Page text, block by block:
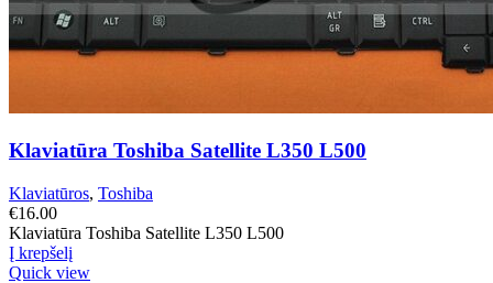
Klaviatūra Toshiba Satellite L350 L500
Klaviatūros, Toshiba
€16.00
Klaviatūra Toshiba Satellite L350 L500
Į krepšelį
Quick view